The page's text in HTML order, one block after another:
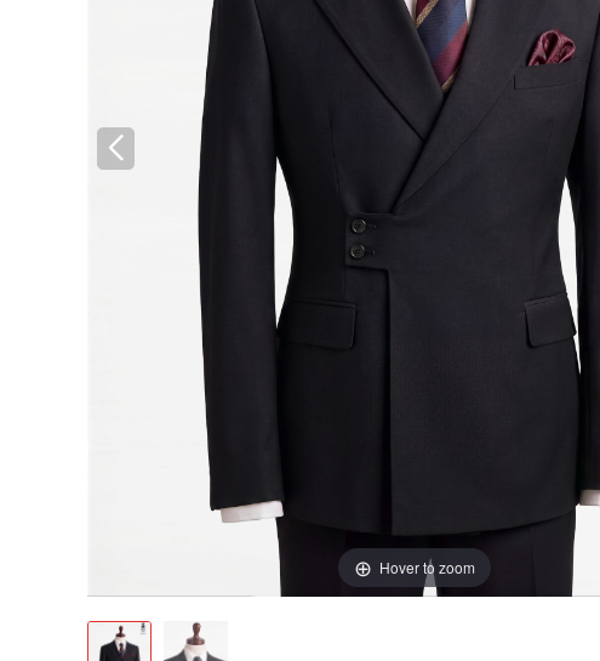
Hover to zoom